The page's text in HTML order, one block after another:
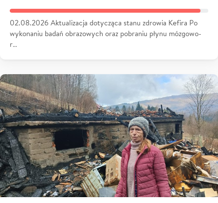
02.08.2026 Aktualizacja dotycząca stanu zdrowia Kefira Po
wykonaniu badań obrazowych oraz pobraniu płynu mózgowo-
r…